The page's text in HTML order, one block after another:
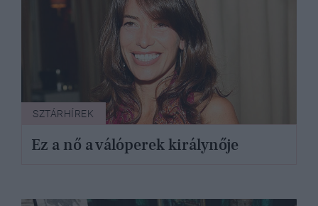
SZTÁRHÍREK
Ez a nő a válóperek királynője